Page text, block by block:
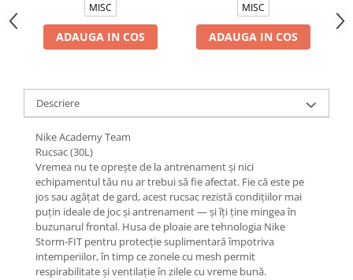
MISC
ADAUGA IN COS
MISC
ADAUGA IN COS
Descriere
Nike Academy Team
Rucsac (30L)
Vremea nu te oprește de la antrenament și nici
echipamentul tău nu ar trebui să fie afectat. Fie că este pe
jos sau agățat de gard, acest rucsac rezistă condițiilor mai
puțin ideale de joc și antrenament — și îți ține mingea în
buzunarul frontal. Husa de ploaie are tehnologia Nike
Storm-FIT pentru protecție suplimentară împotriva
intemperiilor, în timp ce zonele cu mesh permit
respirabilitate și ventilație în zilele cu vreme bună.